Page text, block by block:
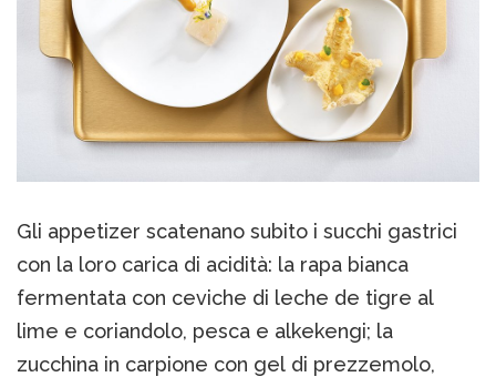
Gli appetizer scatenano subito i succhi gastrici
con la loro carica di acidità: la rapa bianca
fermentata con ceviche di leche de tigre al
lime e coriandolo, pesca e alkekengi; la
zucchina in carpione con gel di prezzemolo,